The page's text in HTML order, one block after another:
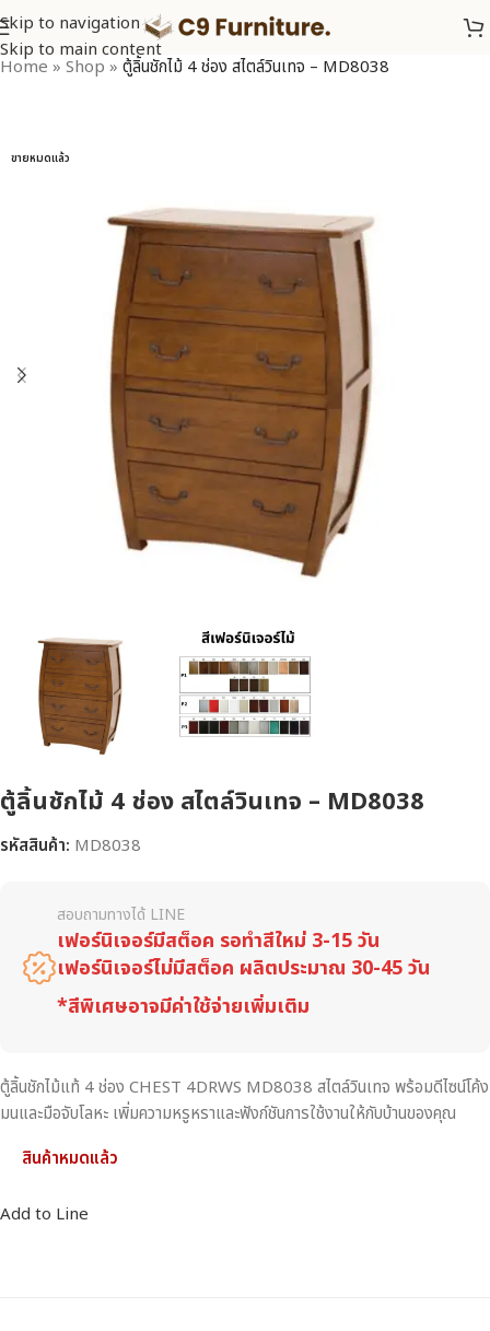
Skip to navigation
Skip to main content
Home » Shop » ตู้ลิ้นชักไม้ 4 ช่อง สไตล์วินเทจ – MD8038
ขายหมดแล้ว
ตู้ลิ้นชักไม้ 4 ช่อง สไตล์วินเทจ – MD8038
รหัสสินค้า: MD8038
สอบถามทางได้ LINE
เฟอร์นิเจอร์มีสต็อค รอทำสีใหม่ 3-15 วัน
เฟอร์นิเจอร์ไม่มีสต็อค ผลิตประมาณ 30-45 วัน
*สีพิเศษอาจมีค่าใช้จ่ายเพิ่มเติม
ตู้ลิ้นชักไม้แท้ 4 ช่อง CHEST 4DRWS MD8038 สไตล์วินเทจ พร้อมดีไซน์โค้ง
มนและมือจับโลหะ เพิ่มความหรูหราและฟังก์ชันการใช้งานให้กับบ้านของคุณ
สินค้าหมดแล้ว
Add to Line